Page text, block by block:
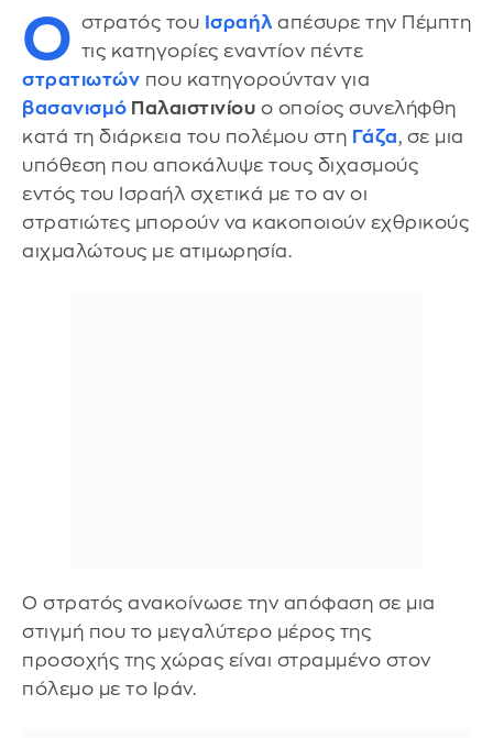
Ο στρατός του Ισραήλ απέσυρε την Πέμπτη
τις κατηγορίες εναντίον πέντε
στρατιωτών που κατηγορούνταν για
βασανισμό Παλαιστινίου ο οποίος συνελήφθη
κατά τη διάρκεια του πολέμου στη Γάζα, σε μια
υπόθεση που αποκάλυψε τους διχασμούς
εντός του Ισραήλ σχετικά με το αν οι
στρατιώτες μπορούν να κακοποιούν εχθρικούς
αιχμαλώτους με ατιμωρησία.
Ο στρατός ανακοίνωσε την απόφαση σε μια
στιγμή που το μεγαλύτερο μέρος της
προσοχής της χώρας είναι στραμμένο στον
πόλεμο με το Ιράν.